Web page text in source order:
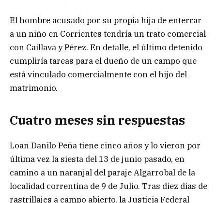
El hombre acusado por su propia hija de enterrar
a un niño en Corrientes tendría un trato comercial
con Caillava y Pérez. En detalle, el último detenido
cumpliría tareas para el dueño de un campo que
está vinculado comercialmente con el hijo del
matrimonio.
Cuatro meses sin respuestas
Loan Danilo Peña tiene cinco años y lo vieron por
última vez la siesta del 13 de junio pasado, en
camino a un naranjal del paraje Algarrobal de la
localidad correntina de 9 de Julio. Tras diez días de
rastrillajes a campo abierto, la Justicia Federal